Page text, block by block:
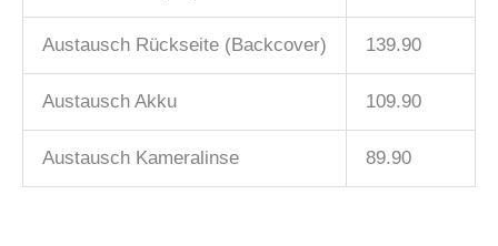
Austausch Rückseite (Backcover) 139.90
Austausch Akku 109.90
Austausch Kameralinse 89.90